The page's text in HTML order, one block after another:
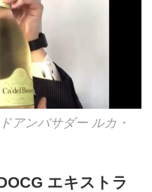
アンバサダー ルカ・
エキストラ